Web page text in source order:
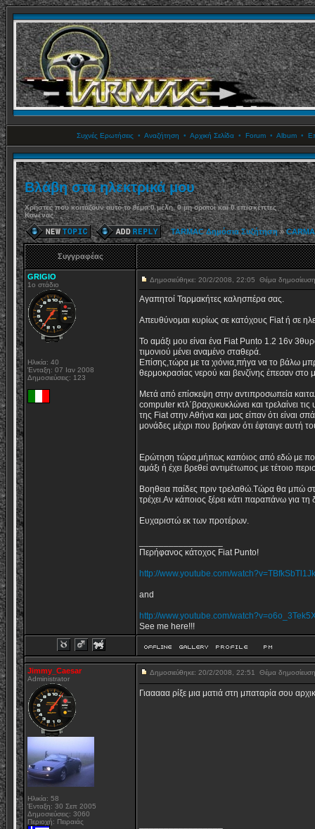
Συχνές Ερωτήσεις • Αναζήτηση • Αρχική Σελίδα• Forum• Album•
Bλάβη στα ηλεκτρικά μου
Χρήστες που κοιτάζουν αυτό το θέμα:0 μέλη, 0 μη ορατοί και 0 επισκέπτες
Κανένας
TARMAC Δημόσια Συζήτηση»
Συγγραφέας
GRIGIO
1o στάδιο
Ηλικία: 40
Ένταξη: 07 Ιαν 2008
Δημοσιεύσεις: 123
Δημοσιεύθηκε: 20/2/2008, 22:05 Θέμα
Αγαπητοί Ταρμακήτες καλησπέρα σας.
Απευθύνομαι κυρίως σε κατόχους Fiat ή σε
Το αμάξι μου είναι ένα Fiat Punto 1.2 16v
τιμονιού μένει αναμένο σταθερά.
Επίσης,τώρα με τα χιόνια,πήγα να το βάλω
θερμοκρασίας νερού και βενζίνης έπεσαν στο
Μετά από επίσκεψη στην αντιπροσωπεία
computer κτλ΄βραχυκυκλώνει και τρελαίνει
της Fiat στην Αθήνα και μας είπαν ότι είναι
μονάδες μέχρι που βρήκαν ότι έφταιγε αυτή
Ερώτηση τώρα,μήπως καπόιος από εδώ με
αμάξι ή έχει βρεθεί αντιμέτωπος με τέτοιο
Βοηθεια παίδες πριν τρελαθώ.Τώρα θα μπώ
τρέχει.Αν κάποιος ξέρει κάτι παραπάνω για
Ευχαριστώ εκ των προτέρων.
Περήφανος κάτοχος Fiat Punto!
http://www.youtube.com/watch?v=TBfkSbTl1Jk
and
http://www.youtube.com/
See me here!!!
Jimmy_Caesar
Administrator
Ηλικία: 58
Ένταξη: 30 Σεπ 2005
Δημοσιεύσεις: 3060
Περιοχή: Πειραιάς
Δημοσιεύθηκε: 20/2/2008, 22:51 Θέμα
Γιααααα ρίξε μια ματιά στη μπαταρία σου